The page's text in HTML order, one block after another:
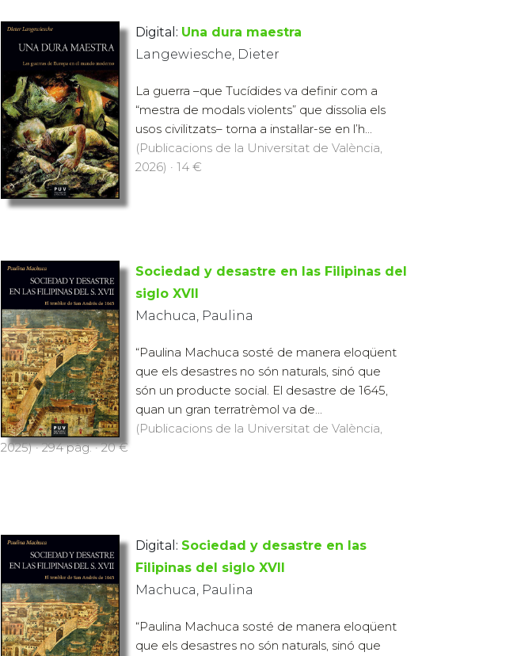
Digital: Una dura maestra
Langewiesche, Dieter
La guerra –que Tucídides va definir com a
“mestra de modals violents” que dissolia els
usos civilitzats– torna a instal·lar-se en l’h...
(Publicacions de la Universitat de València,
2026) · 14 €
Sociedad y desastre en las Filipinas del
siglo XVII
Machuca, Paulina
“Paulina Machuca sosté de manera eloqüent
que els desastres no són naturals, sinó que
són un producte social. El desastre de 1645,
quan un gran terratrèmol va de...
(Publicacions de la Universitat de València,
2025) · 294 pàg. · 20 €
Digital: Sociedad y desastre en las
Filipinas del siglo XVII
Machuca, Paulina
“Paulina Machuca sosté de manera eloqüent
que els desastres no són naturals, sinó que